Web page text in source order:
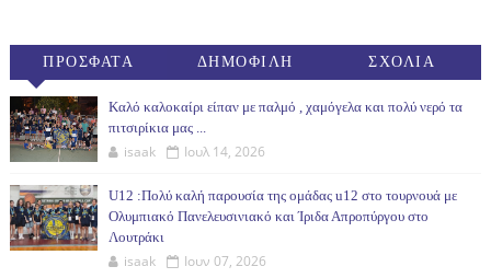
ΠΡΟΣΦΑΤΑ ΔΗΜΟΦΙΛΗ ΣΧΟΛΙΑ
Καλό καλοκαίρι είπαν με παλμό , χαμόγελα και πολύ νερό τα
πιτσιρίκια μας ...
isaak Ιουλ 14, 2026
U12 :Πολύ καλή παρουσία της ομάδας u12 στο τουρνουά με
Ολυμπιακό Πανελευσινιακό και Ίριδα Απροπύργου στο
Λουτράκι
isaak Ιουν 07, 2026